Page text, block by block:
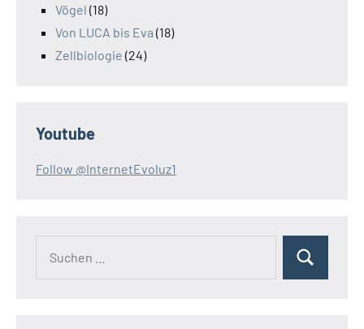
Vögel (18)
Von LUCA bis Eva (18)
Zellbiologie (24)
Youtube
Follow @InternetEvoluz1
Suchen